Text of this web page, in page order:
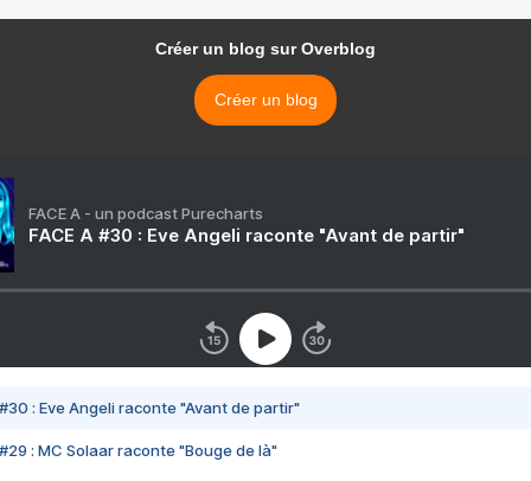
Créer un blog sur Overblog
Créer un blog
FACE A - un podcast Purecharts
FACE A #30 : Eve Angeli raconte "Avant de partir"
#30 : Eve Angeli raconte "Avant de partir"
#29 : MC Solaar raconte "Bouge de là"